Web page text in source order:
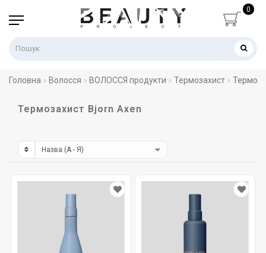
0
Головна Волосся ВОЛОССЯ продукти Термозахист
Термозахист Bjorn Axen